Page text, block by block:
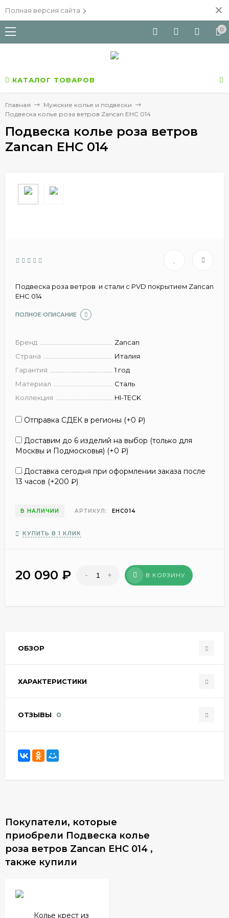
Полная версия сайта
0
КАТАЛОГ ТОВАРОВ
Главная
Мужские колье и подвески
Подвеска колье роза ветров Zancan EHC 014
Подвеска колье роза ветров
Zancan EHC 014
Подвеска роза ветров и стали с PVD покрытием Zancan
EHC 014
ПОЛНОЕ ОПИСАНИЕ
Бренд
Zancan
Страна
Италия
Гарантия
1 год
Материал
Сталь
Коллекция
HI-TECK
Отправка СДЕК в регионы (+0 ₽)
Доставим до 6 изделий на выбор (только для
Москвы и Подмосковья) (+0 ₽)
Доставка сегодня при оформлении заказа после
13 часов (+200 ₽)
В НАЛИЧИИ АРТИКУЛ: EHC014
КУПИТЬ В 1 КЛИК
20 090 ₽ - + В КОРЗИНУ
ОБЗОР
ХАРАКТЕРИСТИКИ
ОТЗЫВЫ 0
Покупатели, которые
приобрели Подвеска колье
роза ветров Zancan EHC 014 ,
также купили